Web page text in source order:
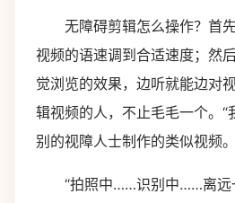
无障碍剪辑怎么操作？首先
视频的语速调到合适速度；然
觉浏览的效果，边听就能边对
辑视频的人，不止毛毛一个。“
别的视障人士制作的类似视频。
“拍照中……识别中……离远